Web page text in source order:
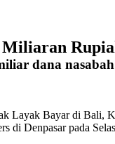
Miliaran
dana
di Denpasar pada